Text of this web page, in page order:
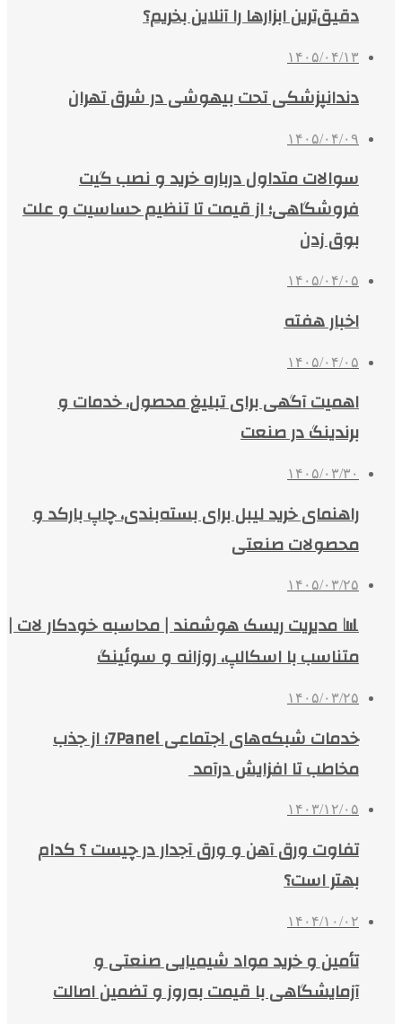
دقیق‌ترین ابزارها را آنلاین بخریم؟
۱۴۰۵/۰۴/۱۳
دندانپزشکی تحت بیهوشی در شرق تهران
۱۴۰۵/۰۴/۰۹
سوالات متداول درباره خرید و نصب گیت
فروشگاهی؛ از قیمت تا تنظیم حساسیت و علت
بوق زدن
۱۴۰۵/۰۴/۰۵
اخبار هفته
۱۴۰۵/۰۴/۰۵
اهمیت آگهی برای تبلیغ محصول، خدمات و
برندینگ در صنعت
۱۴۰۵/۰۳/۳۰
راهنمای خرید لیبل برای بسته‌بندی، چاپ بارکد و
محصولات صنعتی
۱۴۰۵/۰۳/۲۵
📊 مدیریت ریسک هوشمند | محاسبه خودکار لات |
متناسب با اسکالپ، روزانه و سوئینگ
۱۴۰۵/۰۳/۲۵
خدمات شبکه‌های اجتماعی 7Panel؛ از جذب
مخاطب تا افزایش درآمد
۱۴۰۳/۱۲/۰۵
تفاوت ورق آهن و ورق آجدار در چیست ؟ کدام
بهتر است؟
۱۴۰۴/۱۰/۰۲
تأمین و خرید مواد شیمیایی صنعتی و
آزمایشگاهی با قیمت به‌روز و تضمین اصالت